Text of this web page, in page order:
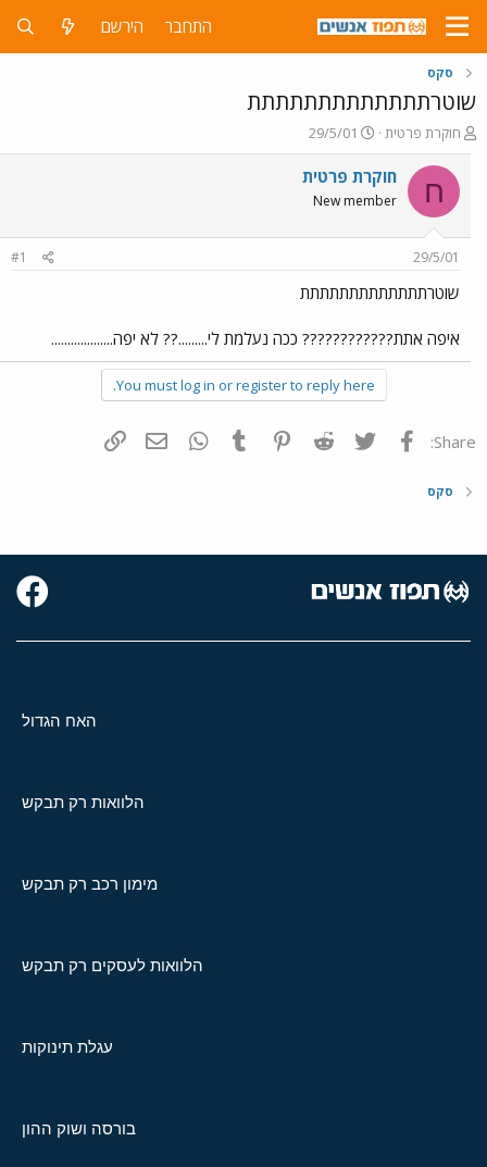
התחבר הירשם
סקס
שוטרתתתתתתתתתתתתת
פ
ו
ת
ח
ה
ש
א
חוקרת פרטית
פ
ו
ר
ם
ר
29/5/01
ח חוקרת פרטית
New member
29/5/01
#1
שוטרתתתתתתתתתתתתת
איפה אתת???????????? ככה נעלמת לי.........?? לא יפה...................
You must log in or register to reply here.
Share: פייסבוק Twitter
Reddit
Pinterest
Tumblr
WhatsAppדואר אלקטרוני
סקס
האח הגדול
הלוואות רק תבקש
מימון רכב רק תבקש
הלוואות לעסקים רק תבקש
עגלת תינוקות
בורסה ושוק ההון